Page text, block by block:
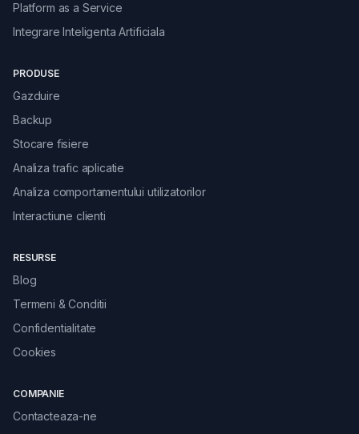
Platform as a Service
Integrare Inteligenta Artificiala
PRODUSE
Gazduire
Backup
Stocare fisiere
Analiza trafic aplicatie
Analiza comportamentului utilizatorilor
Interactiune clienti
RESURSE
Blog
Termeni & Conditii
Confidentialitate
Cookies
COMPANIE
Contacteaza-ne